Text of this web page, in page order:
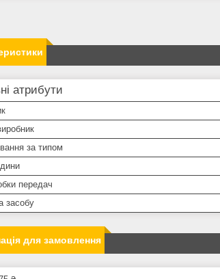
атрибути
за типом
передач
засобу
для замовлення